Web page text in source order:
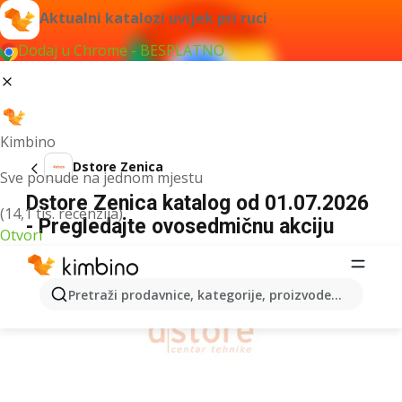
Aktualni katalozi uvijek pri ruci
Dodaj u Chrome - BESPLATNO
Kimbino
Sve ponude na jednom mjestu
(14,1 tis. recenzija)
Otvori
Pretraži prodavnice, kategorije, proizvode...
Dstore Zenica
Dstore Zenica katalog od 01.07.2026
- Pregledajte ovosedmičnu akciju